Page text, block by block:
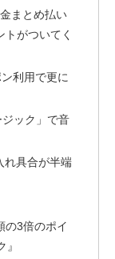
まとめ払い
がついてく
利用で更に
ック」で音
れ具合が半端
の3倍のポイ